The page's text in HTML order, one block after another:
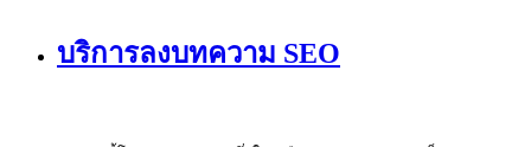
บริการลงบทความ SEO